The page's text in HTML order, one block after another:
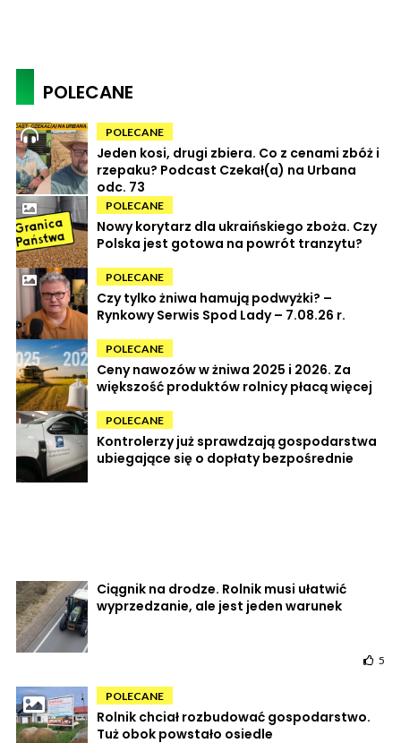
POLECANE
POLECANE
Jeden kosi, drugi zbiera. Co z cenami zbóż i
rzepaku? Podcast Czekał(a) na Urbana
odc. 73
POLECANE
Nowy korytarz dla ukraińskiego zboża. Czy
Polska jest gotowa na powrót tranzytu?
POLECANE
Czy tylko żniwa hamują podwyżki? –
Rynkowy Serwis Spod Lady – 7.08.26 r.
POLECANE
Ceny nawozów w żniwa 2025 i 2026. Za
większość produktów rolnicy płacą więcej
POLECANE
Kontrolerzy już sprawdzają gospodarstwa
ubiegające się o dopłaty bezpośrednie
Ciągnik na drodze. Rolnik musi ułatwić
wyprzedzanie, ale jest jeden warunek
5
POLECANE
Rolnik chciał rozbudować gospodarstwo.
Tuż obok powstało osiedle